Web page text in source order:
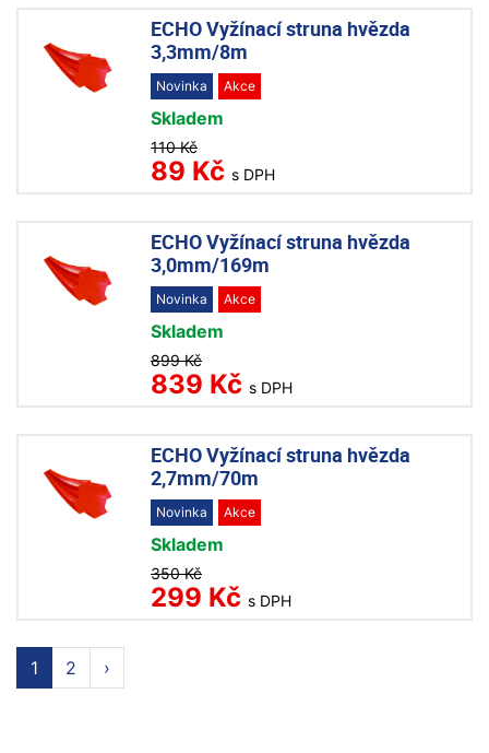
ECHO Vyžínací struna hvězda
3,3mm/8m
Novinka Akce
Skladem
110 Kč
89 Kč s DPH
ECHO Vyžínací struna hvězda
3,0mm/169m
Novinka Akce
Skladem
899 Kč
839 Kč s DPH
ECHO Vyžínací struna hvězda
2,7mm/70m
Novinka Akce
Skladem
350 Kč
299 Kč s DPH
1 2 ›